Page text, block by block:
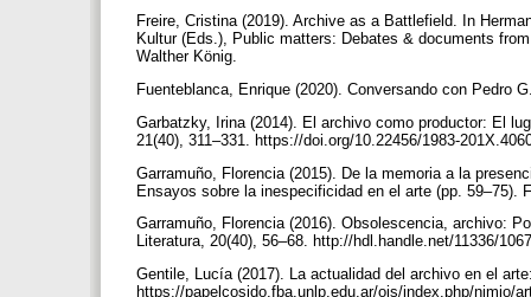
Freire, Cristina (2019). Archive as a Battlefield. In
Kultur (Eds.), Public matters: Debates & documents
Walther König.
Fuenteblanca, Enrique (2020). Conversando con Pedro
Garbatzky, Irina (2014). El archivo como productor: El
21(40), 311–331. https://doi.org/10.22456/1983-
Garramuño, Florencia (2015). De la memoria a la
Ensayos sobre la inespecificidad en el arte (pp. 59–75).
Garramuño, Florencia (2016). Obsolescencia, archivo:
Literatura, 20(40), 56–68. http://hdl.handle.net/11336/
Gentile, Lucía (2017). La actualidad del archivo en el
https://papelcosido.fba.unlp.edu.ar/ojs/index.php/nimio/